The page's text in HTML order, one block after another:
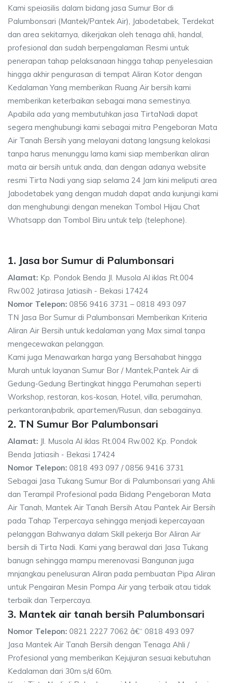
Kami speiasilis dalam bidang jasa Sumur Bor di
Palumbonsari (Mantek/Pantek Air), Jabodetabek, Terdekat
dan area sekitarnya, dikerjakan oleh tenaga ahli, handal,
profesional dan sudah berpengalaman Resmi untuk
penerapan tahap pelaksanaan hingga tahap penyelesaian
hingga akhir pengurasan di tempat Aliran Kotor dengan
Kedalaman Yang memberikan Ruang Air bersih kami
memberikan keterbaikan sebagai mana semestinya.
Apabila ada yang membutuhkan jasa TirtaNadi dapat
segera menghubungi kami sebagai mitra Pengeboran Mata
Air Tanah Bersih yang melayani datang langsung kelokasi
tanpa harus menunggu lama kami siap memberikan aliran
mata air bersih untuk anda, dan dengan adanya website
resmi Tirta Nadi yang siap selama 24 Jam kini meliputi area
Jabodetabek yang dengan mudah dapat anda kunjungi kami
dan menghubungi dengan menekan Tombol Hijau Chat
Whatsapp dan Tombol Biru untuk telp (telephone).
1. Jasa bor Sumur di Palumbonsari
Alamat: Kp. Pondok Benda Jl. Musola Al iklas Rt.004
Rw.002 Jatirasa Jatiasih - Bekasi 17424
Nomor Telepon: 0856 9416 3731 – 0818 493 097
TN Jasa Bor Sumur di Palumbonsari Memberikan Kriteria
Aliran Air Bersih untuk kedalaman yang Max simal tanpa
mengecewakan pelanggan.
Kami juga Menawarkan harga yang Bersahabat hingga
Murah untuk layanan Sumur Bor / Mantek,Pantek Air di
Gedung-Gedung Bertingkat hingga Perumahan seperti
Workshop, restoran, kos-kosan, Hotel, villa, perumahan,
perkantoran/pabrik, apartemen/Rusun, dan sebagainya.
2. TN Sumur Bor Palumbonsari
Alamat: Jl. Musola Al iklas Rt.004 Rw.002 Kp. Pondok
Benda Jatiasih - Bekasi 17424
Nomor Telepon: 0818 493 097 / 0856 9416 3731
Sebagai Jasa Tukang Sumur Bor di Palumbonsari yang Ahli
dan Terampil Profesional pada Bidang Pengeboran Mata
Air Tanah, Mantek Air Tanah Bersih Atau Pantek Air Bersih
pada Tahap Terpercaya sehingga menjadi kepercayaan
pelanggan Bahwanya dalam Skill pekerja Bor Aliran Air
bersih di Tirta Nadi. Kami yang berawal dari Jasa Tukang
banugn sehingga mampu merenovasi Bangunan juga
mnjangkau penelusuran Aliran pada pembuatan Pipa Aliran
untuk Pengairan Mesin Pompa Air yang terbaik atau tidak
terbaik dan Terpercaya.
3. Mantek air tanah bersih Palumbonsari
Nomor Telepon: 0821 2227 7062 â€“ 0818 493 097
Jasa Mantek Air Tanah Bersih dengan Tenaga Ahli /
Profesional yang memberikan Kejujuran sesuai kebutuhan
Kedalaman dari 30m s/d 60m.